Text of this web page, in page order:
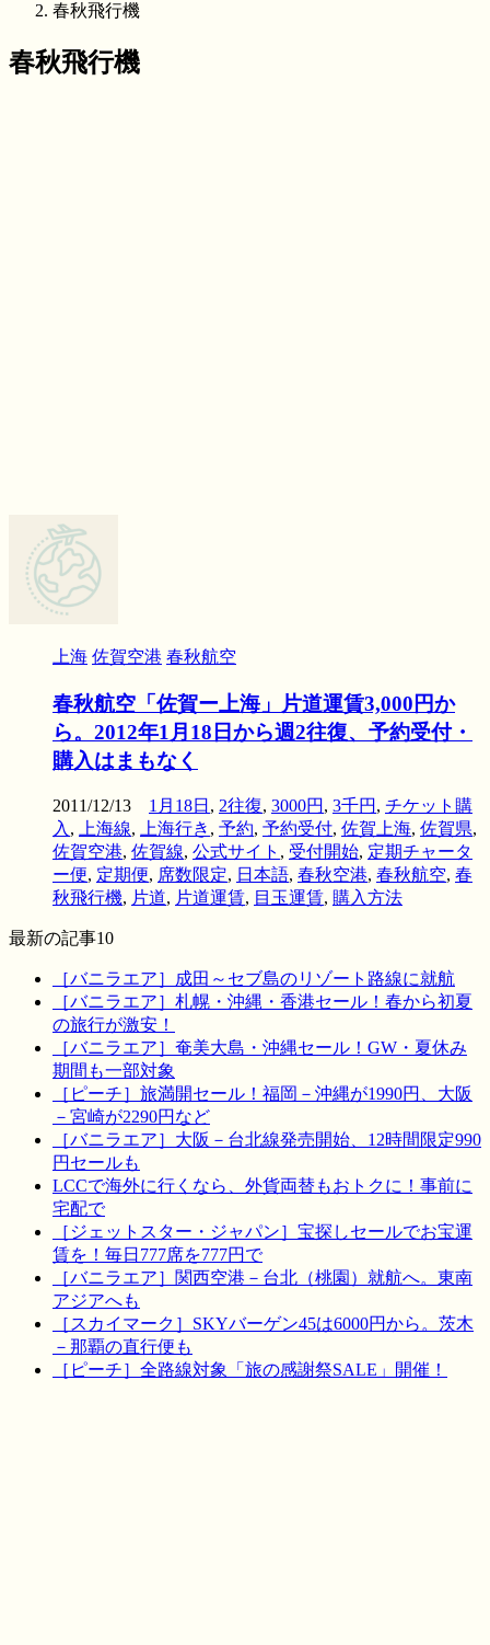
春秋飛行機
春秋飛行機
上海 佐賀空港 春秋航空
春秋航空「佐賀ー上海」片道運賃3,000円か
ら。2012年1月18日から週2往復、予約受付・
購入はまもなく
2011/12/13 1月18日 , 2往復, 3000円 , 3千円 , チケット購
入 , 上海線, 上海行き , 予約, 予約受付, 佐賀上海, 佐賀県,
佐賀空港, 佐賀線, 公式サイト , 受付開始, 定期チャータ
ー便, 定期便, 席数限定, 日本語, 春秋空港, 春秋航空, 春
秋飛行機, 片道, 片道運賃, 目玉運賃, 購入方法
最新の記事10
［バニラエア］成田～セブ島のリゾート路線に就航
［バニラエア］札幌・沖縄・香港セール！春から初夏
の旅行が激安！
［バニラエア］奄美大島・沖縄セール！GW・夏休み
期間も一部対象
［ピーチ］旅満開セール！福岡－沖縄が1990円、大阪
－宮崎が2290円など
［バニラエア］大阪－台北線発売開始、12時間限定990
円セールも
LCCで海外に行くなら、外貨両替もおトクに！事前に
宅配で
［ジェットスター・ジャパン］宝探しセールでお宝運
賃を！毎日777席を777円で
［バニラエア］関西空港－台北（桃園）就航へ。東南
アジアへも
［スカイマーク］SKYバーゲン45は6000円から。茨木
－那覇の直行便も
［ピーチ］全路線対象「旅の感謝祭SALE」開催！